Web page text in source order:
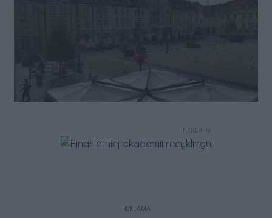
REKLAMA
REKLAMA